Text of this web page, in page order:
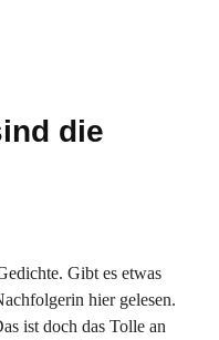
die
Gibt es etwas
hier gelesen.
ist doch das Tolle an